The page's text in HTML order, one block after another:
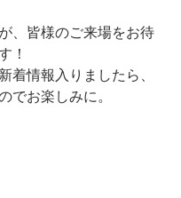
、皆様のご来場をお待
！
着情報入りましたら、
でお楽しみに。